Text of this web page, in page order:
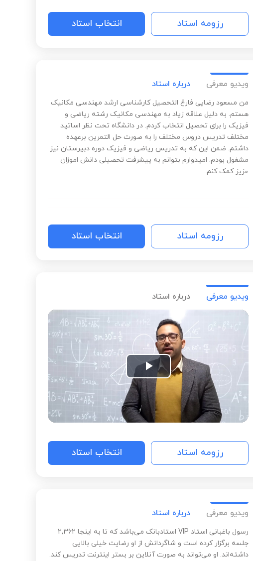
رزومه استاد انتخاب استاد
ویدیو معرفی درباره استاد
من مسعود رضایی فارغ التحصیل کارشناسی ارشد مهندسی مکانیک
هستم. به دلیل علاقه زیاد به مهندسی مکانیک رشته ریاضی و
فیزیک را برای تحصیل انتخاب کردم. در دانشگاه تحت نظر اساتید
مختلف تدریس دروس مختلف را به صورت حل التمرین برعهده
داشتم. ضمن این که به تدریس ریاضی و فیزیک دوره دبیرستان نیز
مشغول بودم. امیدوارم بتوانم به پیشرفت تحصیلی دانش اموزان
عزیز کمک کنم.
رزومه استاد انتخاب استاد
ویدیو معرفی درباره استاد
Play
Video
رزومه استاد انتخاب استاد
ویدیو معرفی درباره استاد
رسول باغبانی استاد VIP استادبانک می‌باشد که تا به اینجا 2,362
جلسه برگزار کرده است و شاگردانش از او رضایت خیلی بالایی
داشته‌اند. او می‌تواند به صورت آنلاین بر بستر اینترنت تدریس کند.